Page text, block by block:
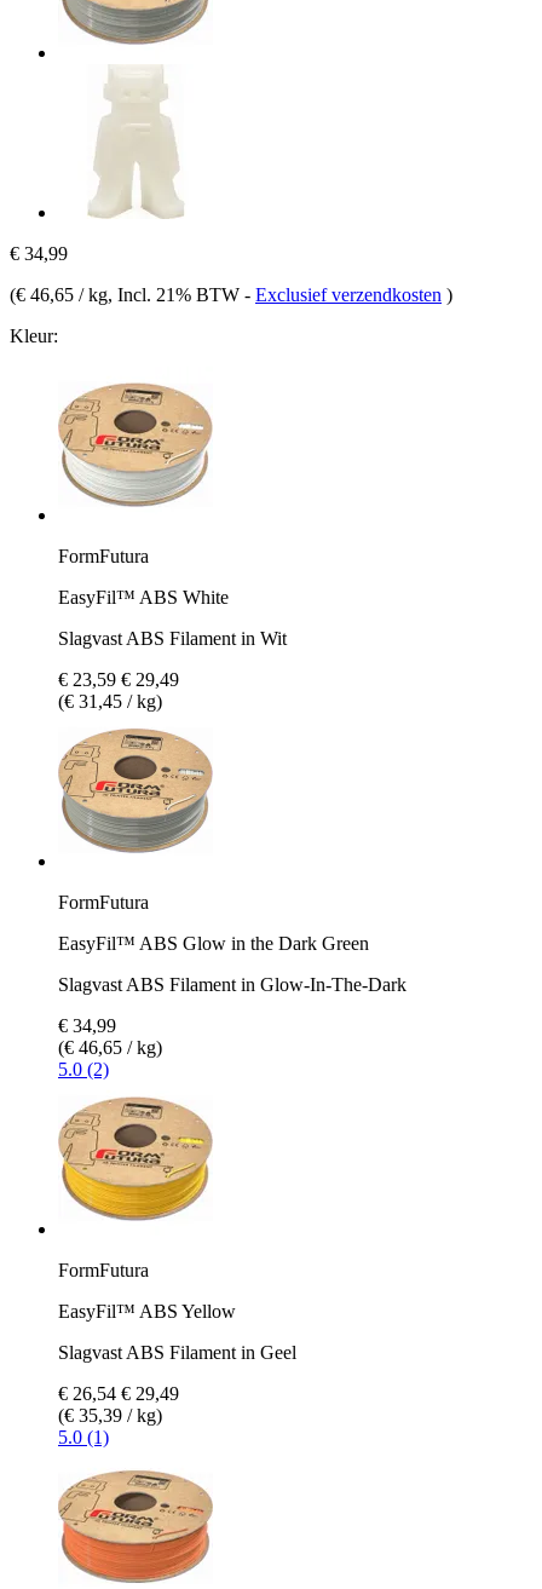
€ 34,99
(€ 46,65 / kg, Incl. 21% BTW - Exclusief verzendkosten )
Kleur:
FormFutura
EasyFil™ ABS White
Slagvast ABS Filament in Wit
€ 23,59 € 29,49
(€ 31,45 / kg)
FormFutura
EasyFil™ ABS Glow in the Dark Green
Slagvast ABS Filament in Glow-In-The-Dark
€ 34,99
(€ 46,65 / kg)
5.0 (2)
FormFutura
EasyFil™ ABS Yellow
Slagvast ABS Filament in Geel
€ 26,54 € 29,49
(€ 35,39 / kg)
5.0 (1)